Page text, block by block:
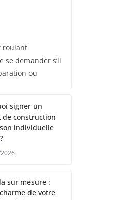
roulant
demander s’il
ou
signer un
de construction
individuelle
sur mesure :
de votre